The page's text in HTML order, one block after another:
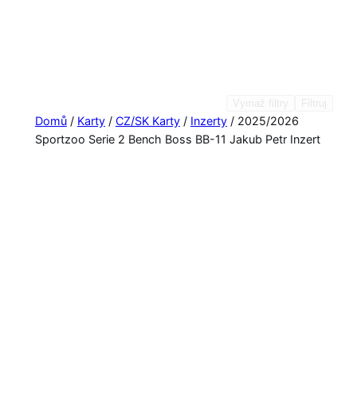
Domů/ Karty/ CZ/SK Karty/ Inzerty/ 2025/2026
Sportzoo Serie 2 Bench Boss BB-11 Jakub Petr Inzert